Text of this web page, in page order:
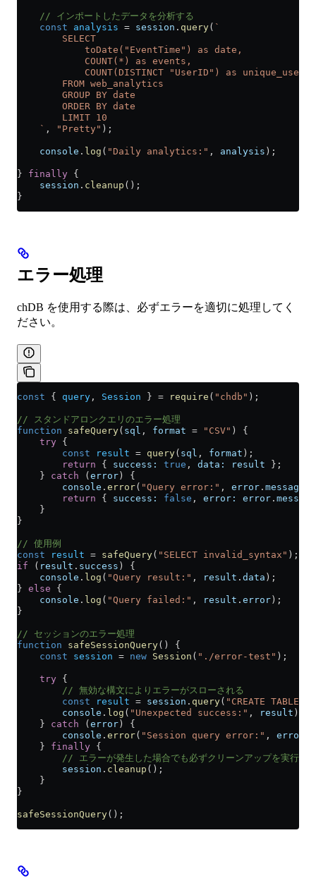
    // インポートしたデータを分析する
    const
analysis = session . query( `
        SELECT
            toDate("EventTime") as date,
            COUNT(*) as events,
            COUNT(DISTINCT "UserID") as unique_users
        FROM web_analytics
        GROUP BY date
        ORDER BY date
        LIMIT 10
    `
, "Pretty" );
    console
. log ( "Daily analytics:" , analysis );
} finally {
    session
. cleanup ();
}
エラー処理
chDB を使用する際は、必ずエラーを適切に処理してく
ださい。
const { query , Session } = require ( "chdb" );
// スタンドアロンクエリのエラー処理
function safeQuery( sql , format = "CSV" ) {
    try
{
        const
result = query( sql , format );
        return
{ success: true , data: result };
    }
catch ( error ) {
        console
. error( "Query error:" , error . message
        return
{ success: false , error: error . message
    }
}
// 使用例
const result = safeQuery( "SELECT invalid_syntax" );
if ( result . success ) {
    console
. log ( "Query result:" , result . data );
} else {
    console
. log ( "Query failed:" , result . error );
}
// セッションのエラー処理
function safeSessionQuery() {
    const
session = new Session ( "./error-test" );
    try
{
        // 無効な構文によりエラーがスローされる
        const
result = session . query( "CREATE
        console
. log ( "Unexpected success:" , result );
    }
catch ( error ) {
        console
. error( "Session query error:" , error
    }
finally {
// エラーが発生した場合でも必ずクリーンアップを実行す
        session
. cleanup ();
    }
}
safeSessionQuery();